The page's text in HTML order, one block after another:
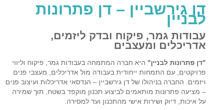
דן גירשביין – דן פתרונות
לבניין
עבודות גמר, פיקוח ובדק ליזמים,
אדריכלים ומעצבים
"דן פתרונות לבניין" היא חברה המתמחה בעבודות גמר, פיקוח וליווי
פרויקטים, עם התמחות ייחודית בעבודה מול אדריכלים, מעצבי פנים
ויזמים. החברה בניהולו של דן גירשביין – הנדסאי אדריכלות ועיצוב פנים
– מציעה פתרונות מותאמים לביצוע תכנון מוקפד בשטח, תוך שמירה
על איכות, דיוק ושירות אישי מהתכנון ועד למסירה.